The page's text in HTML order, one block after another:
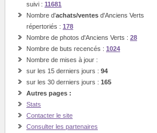
suivi : 11681
Nombre d'achats/ventes d'Anciens Verts
répertoriés : 178
Nombre de photos d'Anciens Verts : 28
Nombre de buts recencés : 1024
Nombre de mises à jour :
sur les 15 derniers jours : 94
sur les 30 derniers jours : 165
Autres pages :
Stats
Contacter le site
Consulter les partenaires